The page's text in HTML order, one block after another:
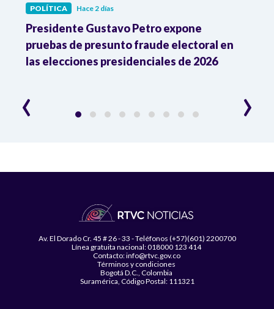
POLÍTICA Hace 2 días
Presidente Gustavo Petro expone
pruebas de presunto fraude electoral en
las elecciones presidenciales de 2026
‹ ›
Av. El Dorado Cr. 45 # 26 - 33 - Teléfonos (+57)(601) 2200700
Línea gratuita nacional: 018000 123 414
Contacto: info@rtvc.gov.co
Términos y condiciones
Bogotá D.C., Colombia
Suramérica, Código Postal: 111321